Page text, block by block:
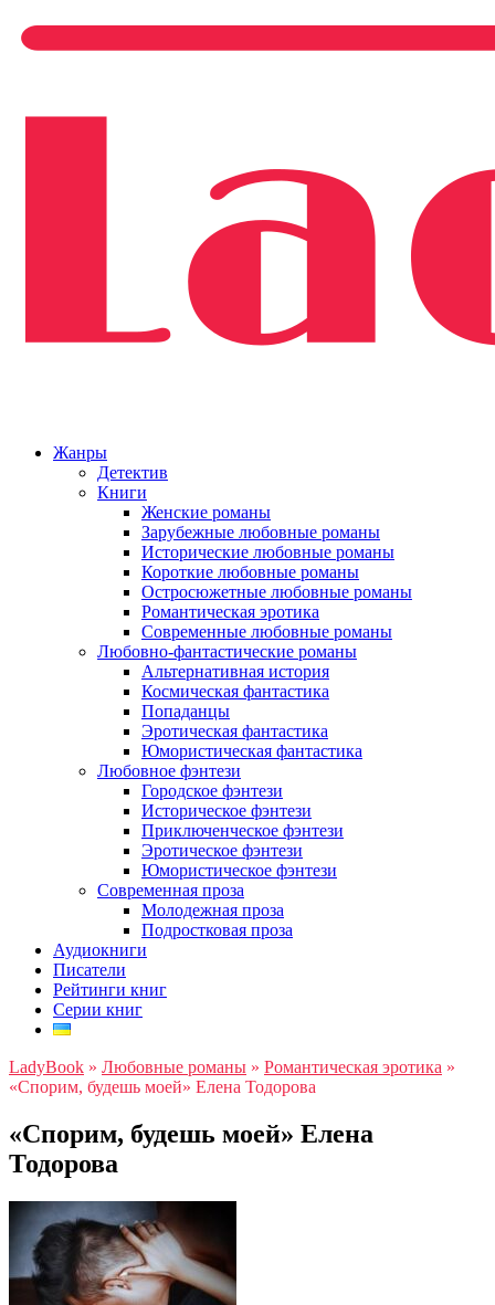
Жанры
Детектив
Книги
Женские романы
Зарубежные любовные романы
Исторические любовные романы
Короткие любовные романы
Остросюжетные любовные романы
Романтическая эротика
Современные любовные романы
Любовно-фантастические романы
Альтернативная история
Космическая фантастика
Попаданцы
Эротическая фантастика
Юмористическая фантастика
Любовное фэнтези
Городское фэнтези
Историческое фэнтези
Приключенческое фэнтези
Эротическое фэнтези
Юмористическое фэнтези
Современная проза
Молодежная проза
Подростковая проза
Аудиокниги
Писатели
Рейтинги книг
Серии книг
LadyBook » Любовные романы » Романтическая эротика »
«Спорим, будешь моей» Елена Тодорова
«Спорим, будешь моей» Елена
Тодорова